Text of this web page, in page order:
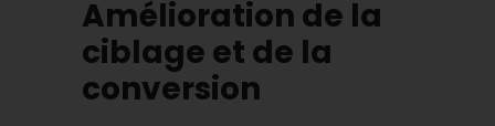
Amélioration de la
ciblage et de la
conversion